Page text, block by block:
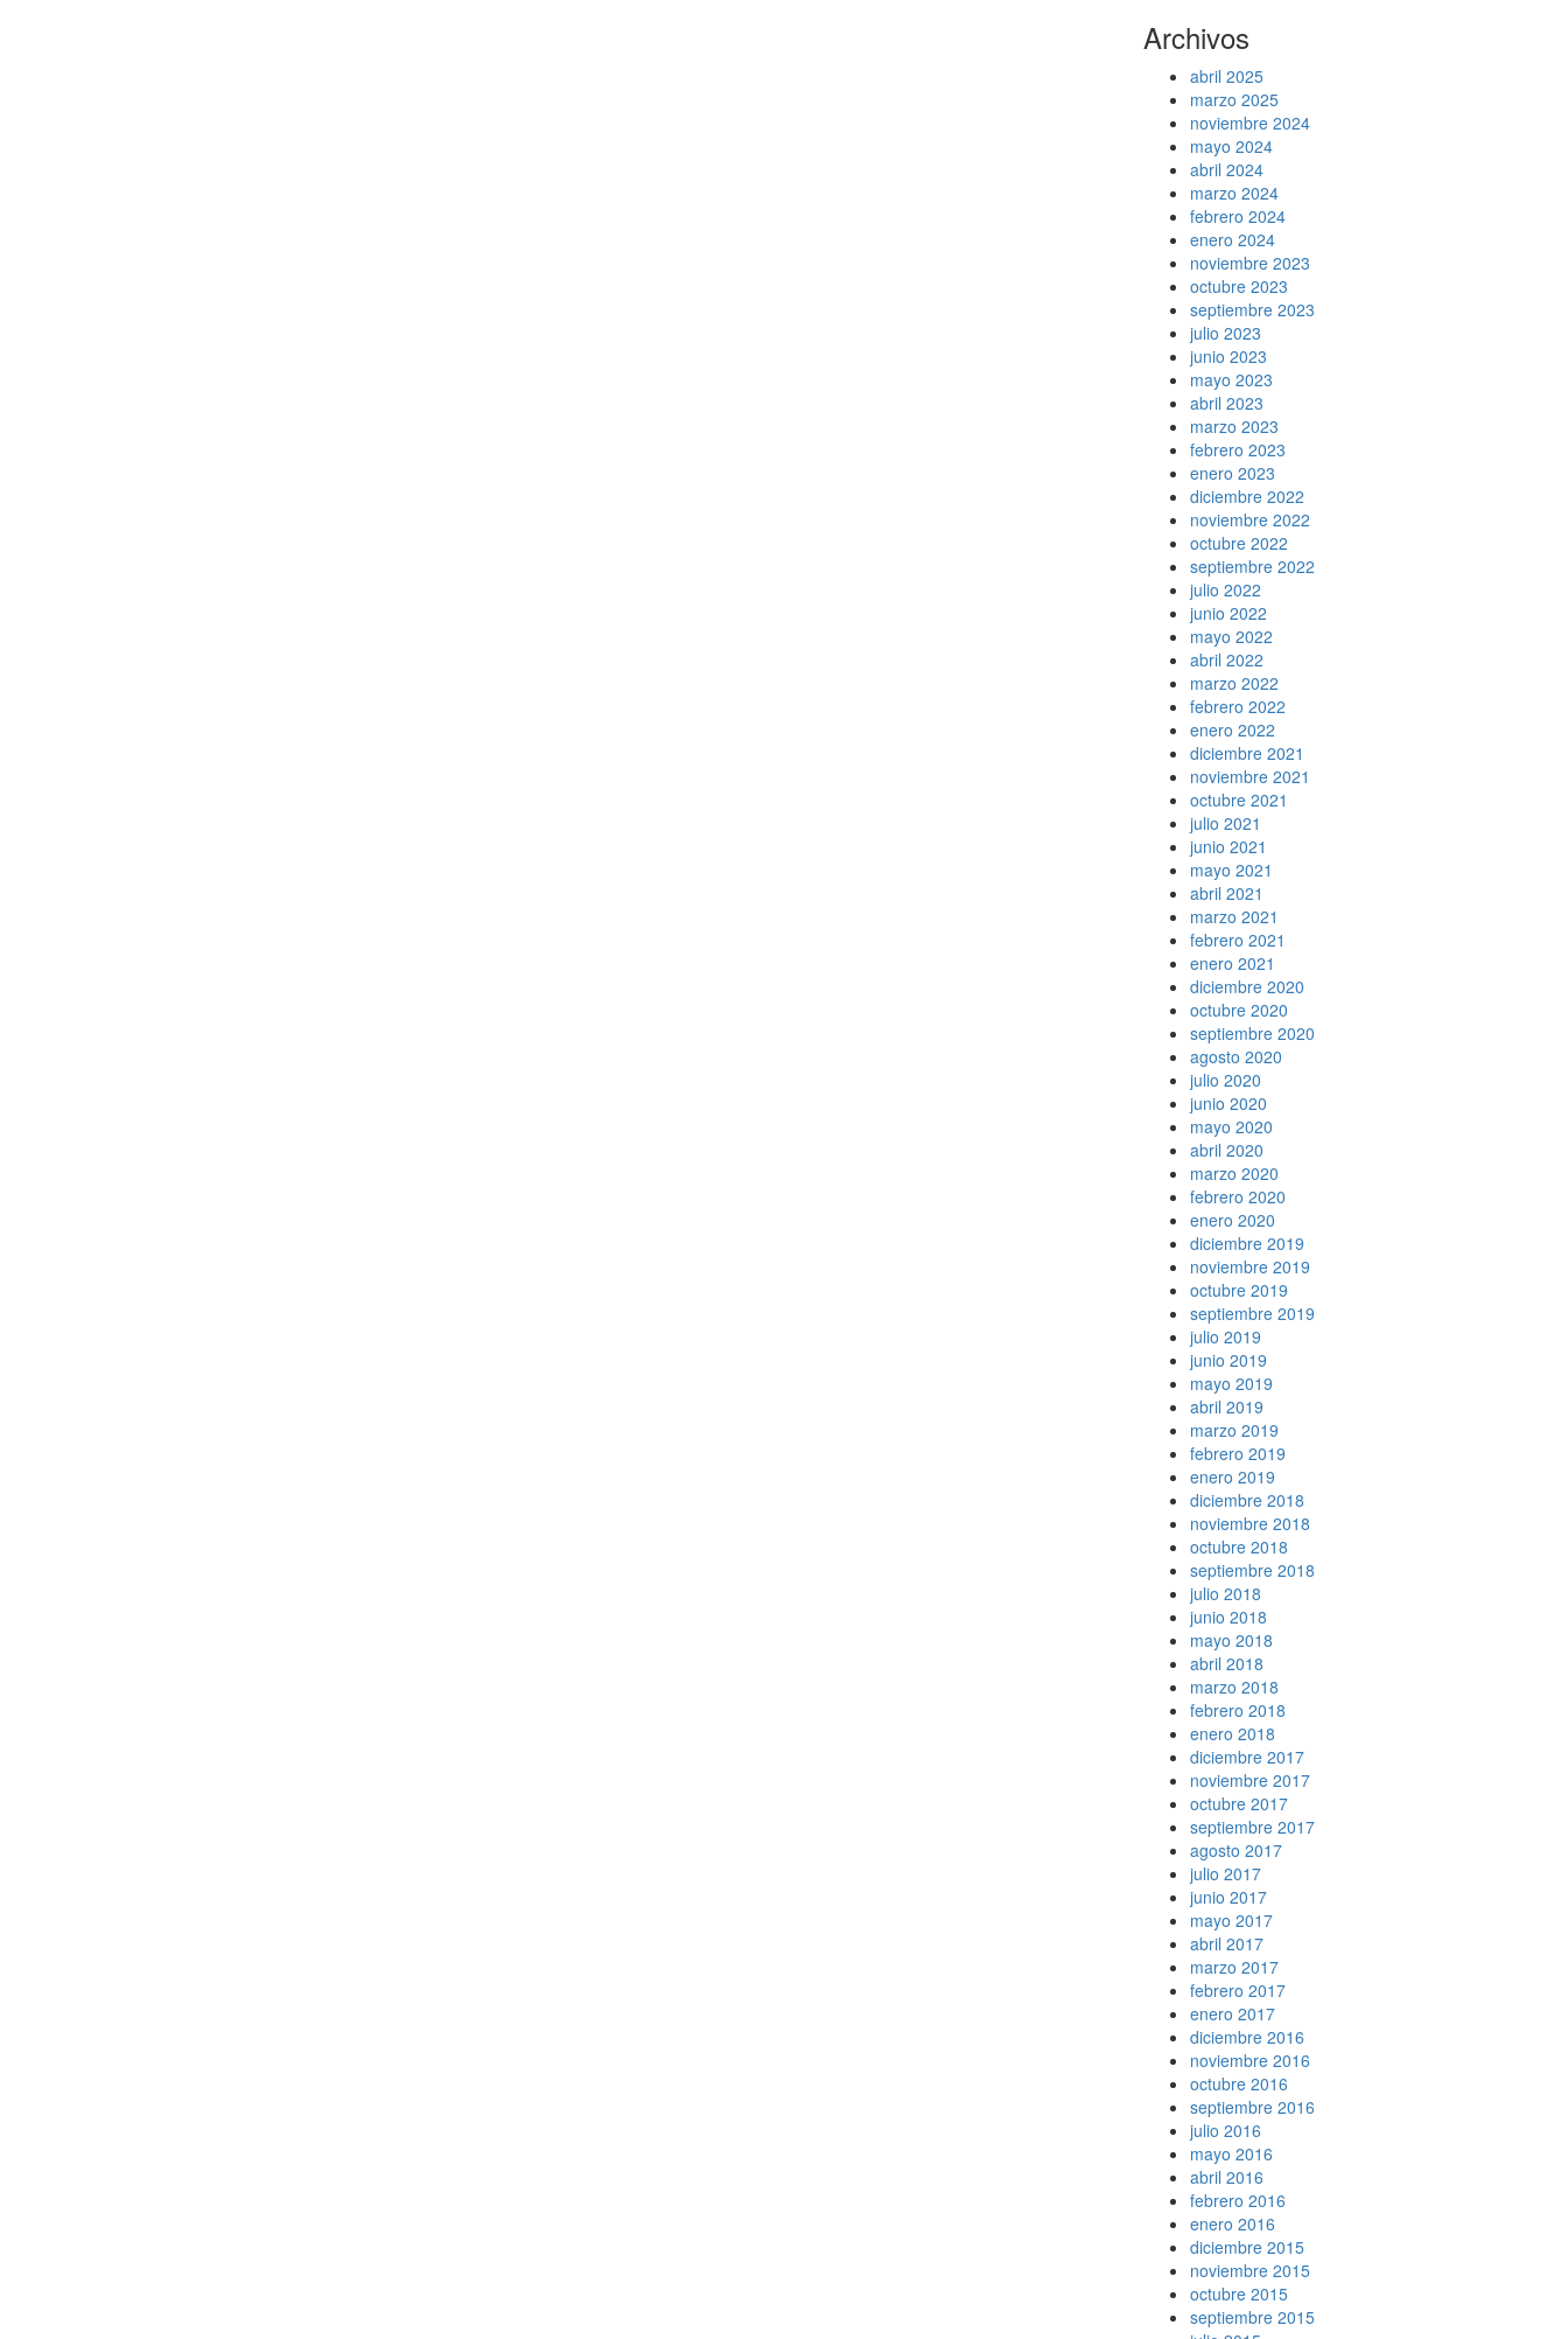
Archivos
abril 2025
marzo 2025
noviembre 2024
mayo 2024
abril 2024
marzo 2024
febrero 2024
enero 2024
noviembre 2023
octubre 2023
septiembre 2023
julio 2023
junio 2023
mayo 2023
abril 2023
marzo 2023
febrero 2023
enero 2023
diciembre 2022
noviembre 2022
octubre 2022
septiembre 2022
julio 2022
junio 2022
mayo 2022
abril 2022
marzo 2022
febrero 2022
enero 2022
diciembre 2021
noviembre 2021
octubre 2021
julio 2021
junio 2021
mayo 2021
abril 2021
marzo 2021
febrero 2021
enero 2021
diciembre 2020
octubre 2020
septiembre 2020
agosto 2020
julio 2020
junio 2020
mayo 2020
abril 2020
marzo 2020
febrero 2020
enero 2020
diciembre 2019
noviembre 2019
octubre 2019
septiembre 2019
julio 2019
junio 2019
mayo 2019
abril 2019
marzo 2019
febrero 2019
enero 2019
diciembre 2018
noviembre 2018
octubre 2018
septiembre 2018
julio 2018
junio 2018
mayo 2018
abril 2018
marzo 2018
febrero 2018
enero 2018
diciembre 2017
noviembre 2017
octubre 2017
septiembre 2017
agosto 2017
julio 2017
junio 2017
mayo 2017
abril 2017
marzo 2017
febrero 2017
enero 2017
diciembre 2016
noviembre 2016
octubre 2016
septiembre 2016
julio 2016
mayo 2016
abril 2016
febrero 2016
enero 2016
diciembre 2015
noviembre 2015
octubre 2015
septiembre 2015